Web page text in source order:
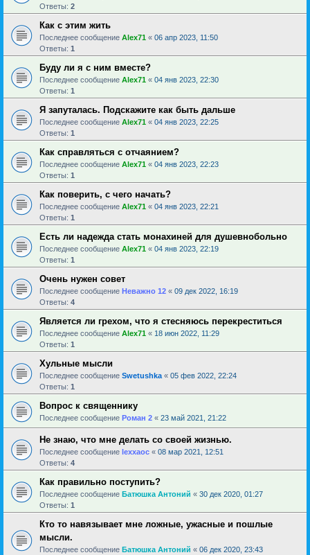
Ответы: 2
Как с этим жить
Последнее сообщение Alex71 « 06 апр 2023, 11:50
Ответы: 1
Буду ли я с ним вместе?
Последнее сообщение Alex71 « 04 янв 2023, 22:30
Ответы: 1
Я запуталась. Подскажите как быть дальше
Последнее сообщение Alex71 « 04 янв 2023, 22:25
Ответы: 1
Как справляться с отчаянием?
Последнее сообщение Alex71 « 04 янв 2023, 22:23
Ответы: 1
Как поверить, с чего начать?
Последнее сообщение Alex71 « 04 янв 2023, 22:21
Ответы: 1
Есть ли надежда стать монахиней для душевнобольно
Последнее сообщение Alex71 « 04 янв 2023, 22:19
Ответы: 1
Очень нужен совет
Последнее сообщение Неважно 12 « 09 дек 2022, 16:19
Ответы: 4
Является ли грехом, что я стесняюсь перекреститься
Последнее сообщение Alex71 « 18 июн 2022, 11:29
Ответы: 1
Хульные мысли
Последнее сообщение Swetushka « 05 фев 2022, 22:24
Ответы: 1
Вопрос к священнику
Последнее сообщение Роман 2 « 23 май 2021, 21:22
Не знаю, что мне делать со своей жизнью.
Последнее сообщение lexxaoc « 08 мар 2021, 12:51
Ответы: 4
Как правильно поступить?
Последнее сообщение Батюшка Антоний « 30 дек 2020, 01:27
Ответы: 1
Кто то навязывает мне ложные, ужасные и пошлые
мысли.
Последнее сообщение Батюшка Антоний « 06 дек 2020, 23:43